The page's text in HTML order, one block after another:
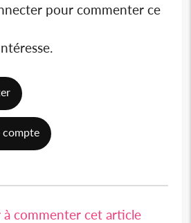
pour commenter ce
compte
à commenter cet article